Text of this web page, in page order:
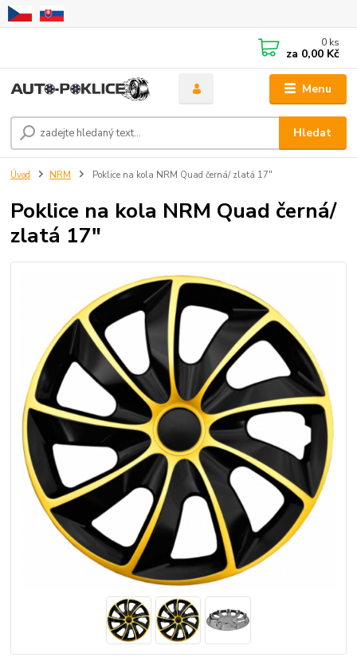
Menu
Hledat
0 ks
za 0,00 Kč
Úvod NRM Poklice na kola NRM Quad černá/ zlatá 17"
Poklice na kola NRM Quad černá/
zlatá 17"